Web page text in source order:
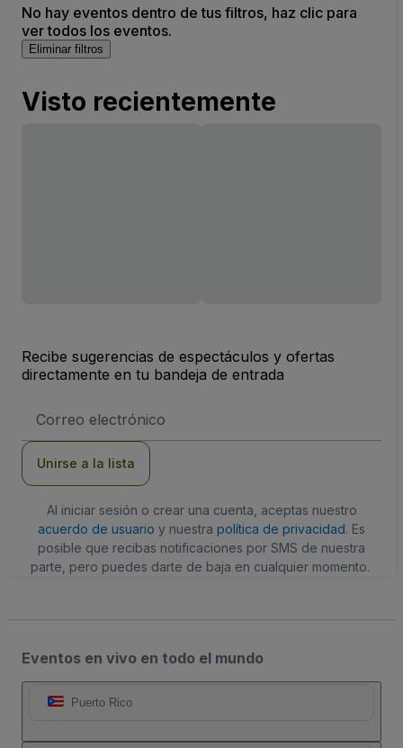
No hay eventos dentro de tus filtros, haz clic para
ver todos los eventos.
Eliminar filtros
Visto recientemente
Recibe sugerencias de espectáculos y ofertas
directamente en tu bandeja de entrada
de
Unirse a la lista
Al iniciar sesión o crear una cuenta, aceptas nuestro
acuerdo de usuario y nuestra política de privacidad. Es
posible que recibas notificaciones por SMS de nuestra
parte, pero puedes darte de baja en cualquier momento.
Eventos en vivo en todo el mundo
Puerto Rico